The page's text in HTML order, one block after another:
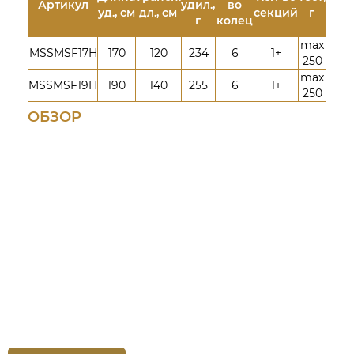
Артикул
уд., см дл., см
удил.,
г
во
колец
секций
г
MSSMSF17H 170 120 234 6 1+
max
250
MSSMSF19H
190 140 255 6 1+
max
250
ОБЗОР